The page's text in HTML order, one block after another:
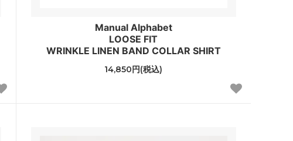
Manual Alphabet
LOOSE FIT
WRINKLE LINEN BAND COLLAR SHIRT
14,850円(税込)